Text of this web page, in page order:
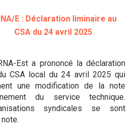
E : Déclaration liminaire au
CSA du 24 avril 2025
Est a prononcé la déclaration
CSA local du 24 avril 2025 qui
une modification de la note
du service technique.
syndicales se sont